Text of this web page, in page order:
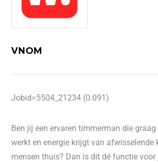
VNOM
Jobid=5504_21234 (0.091)
Ben jij een ervaren timmerman die
werkt en energie krijgt van afwisselende
mensen thuis? Dan is dit dé functie voor